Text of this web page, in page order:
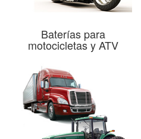
Baterías para
motocicletas y ATV